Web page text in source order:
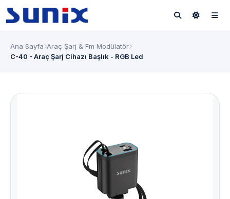
Ana Sayfa Araç Şarj & Fm Modülatör
C-40 - Araç Şarj Cihazı Başlık - RGB Led